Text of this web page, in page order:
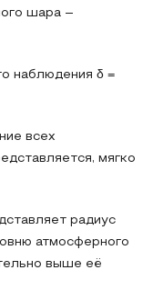
шара –
наблюдения δ =
всех
мягко
радиус
атмосферного
выше её